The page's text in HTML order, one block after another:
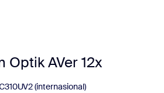
Optik AVer 12x
(internasional)